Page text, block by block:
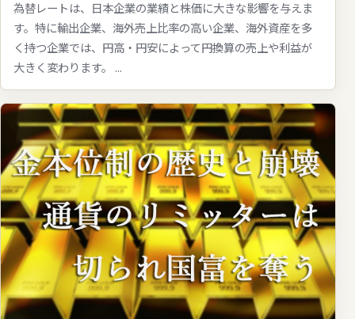
為替レートは、日本企業の業績と株価に大きな影響を与えま
す。特に輸出企業、海外売上比率の高い企業、海外資産を多
く持つ企業では、円高・円安によって円換算の売上や利益が
大きく変わります。 ...